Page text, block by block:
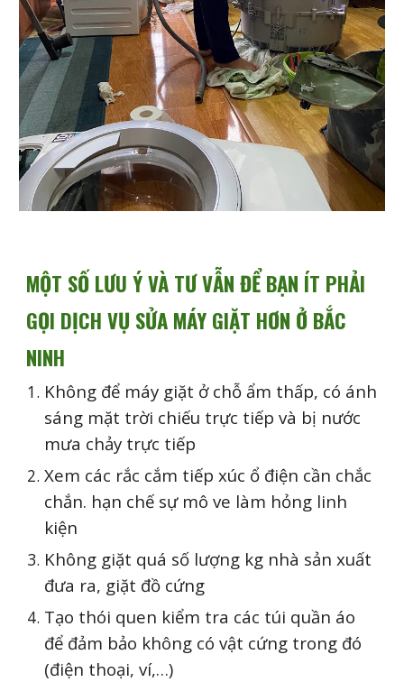
MỘT SỐ LƯU Ý VÀ TƯ VẪN ĐỂ BẠN ÍT PHẢI
GỌI DỊCH VỤ SỬA MÁY GIẶT HƠN Ở BẮC
NINH
Không để máy giặt ở chỗ ẩm thấp, có ánh
sáng mặt trời chiếu trực tiếp và bị nước
mưa chảy trực tiếp
Xem các rắc cắm tiếp xúc ổ điện cần chắc
chắn. hạn chế sự mô ve làm hỏng linh
kiện
Không giặt quá số lượng kg nhà sản xuất
đưa ra, giặt đồ cứng
Tạo thói quen kiểm tra các túi quần áo
để đảm bảo không có vật cứng trong đó
(điện thoại, ví,…)